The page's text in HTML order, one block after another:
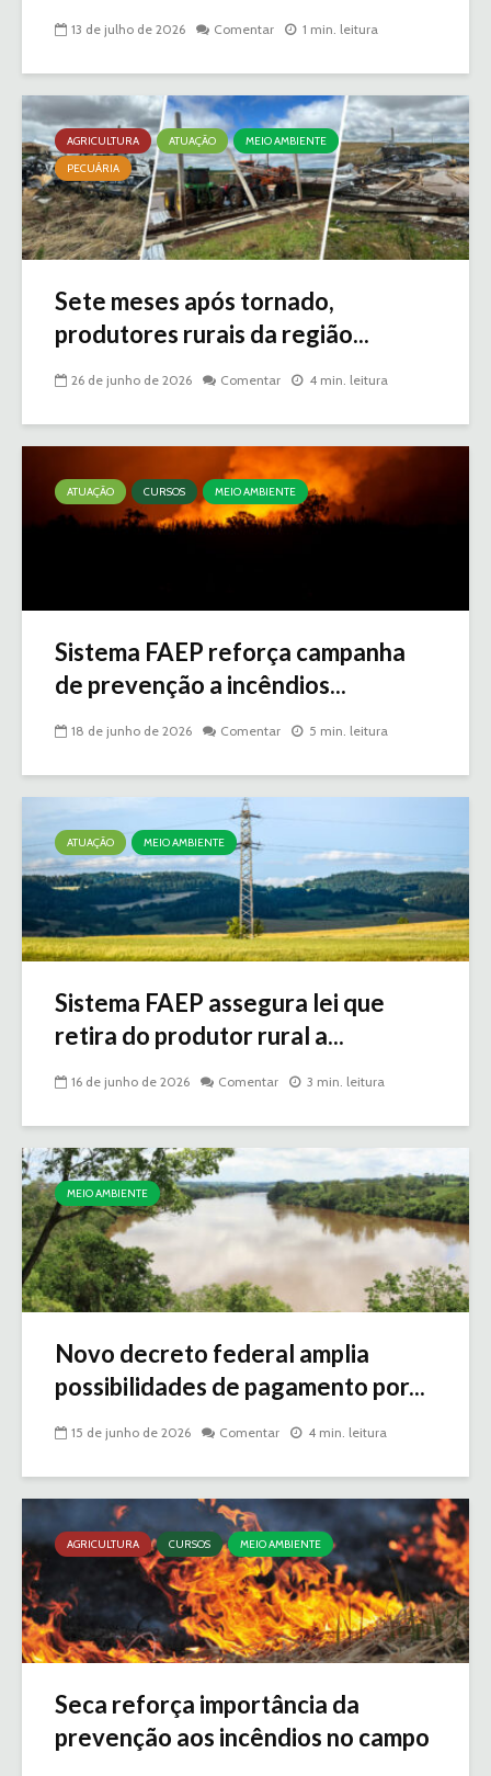
13 de julho de 2026 Comentar 1 min. leitura
AGRICULTURA ATUAÇÃO
MEIO AMBIENTE
PECUÁRIA
Sete meses após tornado,
produtores rurais da região...
26 de junho de 2026 Comentar 4 min. leitura
ATUAÇÃO CURSOS MEIO AMBIENTE
Sistema FAEP reforça campanha
de prevenção a incêndios...
18 de junho de 2026 Comentar 5 min. leitura
ATUAÇÃO MEIO AMBIENTE
Sistema FAEP assegura lei que
retira do produtor rural a...
16 de junho de 2026 Comentar 3 min. leitura
MEIO AMBIENTE
Novo decreto federal amplia
possibilidades de pagamento por...
15 de junho de 2026 Comentar 4 min. leitura
AGRICULTURA CURSOS MEIO AMBIENTE
Seca reforça importância da
prevenção aos incêndios no campo